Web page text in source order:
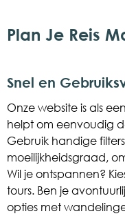
Plan Je Reis
Snel en
Onze website is als
helpt om eenvoudig
Gebruik handige
moeilijkheidsgraad,
Wil je ontspannen?
tours. Ben je
opties met